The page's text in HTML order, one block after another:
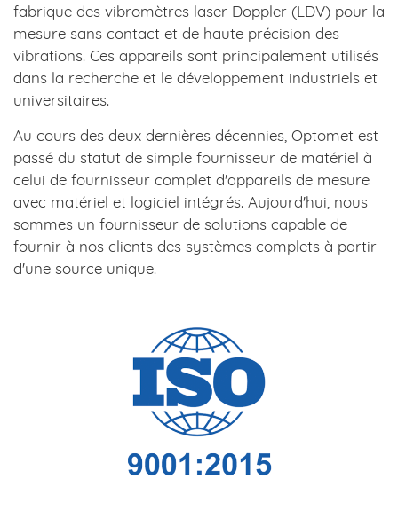
fabrique des vibromètres laser Doppler (LDV) pour la
mesure sans contact et de haute précision des
vibrations. Ces appareils sont principalement utilisés
dans la recherche et le développement industriels et
universitaires.
Au cours des deux dernières décennies, Optomet est
passé du statut de simple fournisseur de matériel à
celui de fournisseur complet d'appareils de mesure
avec matériel et logiciel intégrés. Aujourd'hui, nous
sommes un fournisseur de solutions capable de
fournir à nos clients des systèmes complets à partir
d'une source unique.